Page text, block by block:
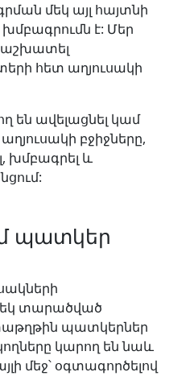
մեկ այլ հայտնի
է: Մեր
աշխատել
հետ աղյուսակի
են ավելացնել կամ
բջիջները,
խմբագրել և
պատկեր
տարածված
պատկերներ
կարող են նաև
մեջ՝ օգտագործելով